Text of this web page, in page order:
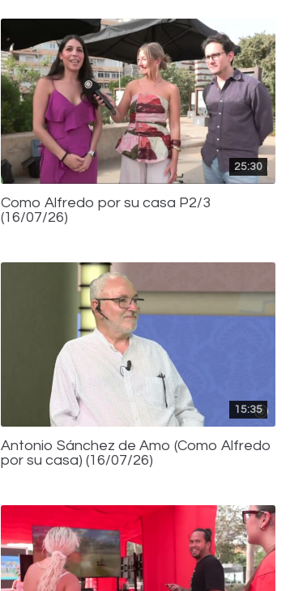
25:30
Como Alfredo por su casa P2/3
(16/07/26)
15:35
Antonio Sánchez de Amo (Como Alfredo
por su casa) (16/07/26)